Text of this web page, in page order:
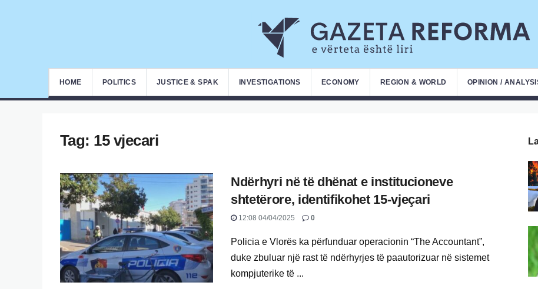
HOME POLITICS JUSTICE & SPAK INVESTIGATIONS ECONOMY REGION & WORLD OPINION /
Tag: 15 vjecari
Ndërhyri në të dhënat e institucioneve
shtetërore, identifikohet 15-vjeçari
12:08 04/04/2025 0
Policia e Vlorës ka përfunduar operacionin “The Accountant”,
duke zbuluar një rast të ndërhyrjes të paautorizuar në sistemet
kompjuterike të ...